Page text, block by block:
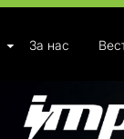
За нас